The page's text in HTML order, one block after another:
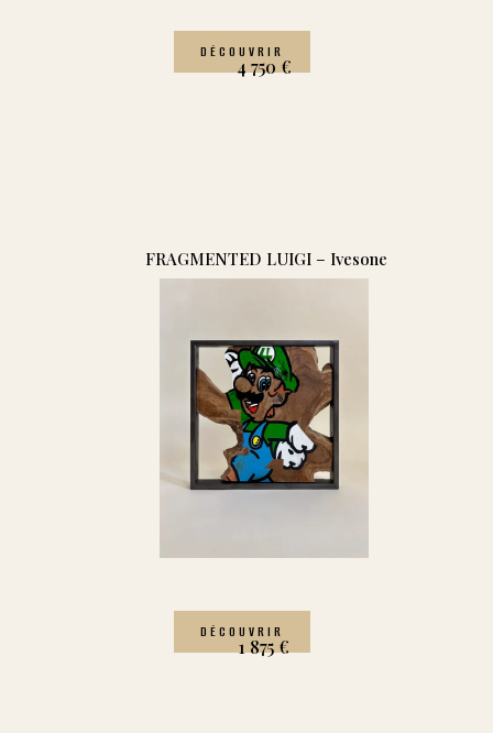
DÉCOUVRIR
4 750 €
FRAGMENTED LUIGI – Ivesone
DÉCOUVRIR
1 875 €